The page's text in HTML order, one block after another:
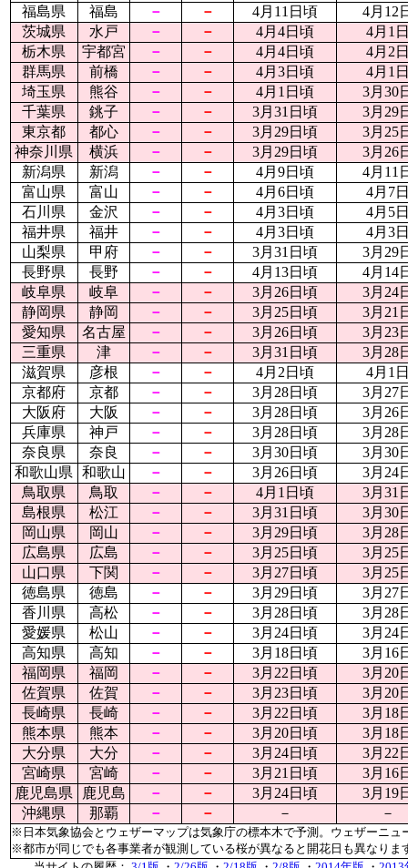
福島県
福島 － － 4月11日頃
4月12
茨城県
水戸 － － 4月4日頃
4月1
栃木県
宇都宮 － － 4月4日頃
4月2
群馬県
前橋 － － 4月3日頃
4月1
埼玉県
熊谷 － － 4月1日頃
3月30
千葉県
銚子 － － 3月31日頃
3月29
東京都
都心 － － 3月29日頃
3月25
神奈川県
横浜 － － 3月29日頃
3月26
新潟県
新潟 － － 4月9日頃
4月11
富山県
富山 － － 4月6日頃
4月7
石川県
金沢 － － 4月3日頃
4月5
福井県
福井 － － 4月3日頃
4月3
山梨県
甲府 － － 3月31日頃
3月29
長野県
長野 － － 4月13日頃
4月14
岐阜県
岐阜 － － 3月26日頃
3月24
静岡県
静岡 － － 3月25日頃
3月21
愛知県
名古屋 － － 3月26日頃
3月23
三重県
津 － － 3月31日頃
3月28
滋賀県
彦根 － － 4月2日頃
4月1
京都府
京都 － － 3月28日頃
3月27
大阪府
大阪 － － 3月28日頃
3月26
兵庫県
神戸 － － 3月28日頃
3月28
奈良県
奈良 － － 3月30日頃
3月30
和歌山県
和歌山 － － 3月26日頃
3月24
鳥取県
鳥取 － － 4月1日頃
3月31
島根県
松江 － － 3月31日頃
3月30
岡山県
岡山 － － 3月29日頃
3月28
広島県
広島 － － 3月25日頃
3月25
山口県
下関 － － 3月27日頃
3月25
徳島県
徳島 － － 3月29日頃
3月27
香川県
高松 － － 3月28日頃
3月28
愛媛県
松山 － － 3月24日頃
3月24
高知県
高知 － － 3月18日頃
3月16
福岡県
福岡 － － 3月22日頃
3月20
佐賀県
佐賀 － － 3月23日頃
3月20
長崎県
長崎 － － 3月22日頃
3月18
熊本県
熊本 － － 3月20日頃
3月18
大分県
大分 － － 3月24日頃
3月22
宮崎県
宮崎 － － 3月21日頃
3月16
鹿児島県
鹿児島 － － 3月24日頃
3月19
沖縄県
那覇 － － － －
※日本気象協会とウェザーマップは気象庁の標本木で予測。ウェザーニュ
※都市が同じでも各事業者が観測している桜が異なると開花日も異なりま